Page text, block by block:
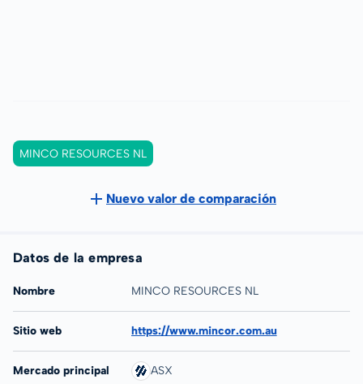
MINCO RESOURCES NL
Nuevo valor de comparación
Datos de la empresa
Nombre MINCO RESOURCES NL
Sitio web https://www.mincor.com.au
Mercado principal ASX